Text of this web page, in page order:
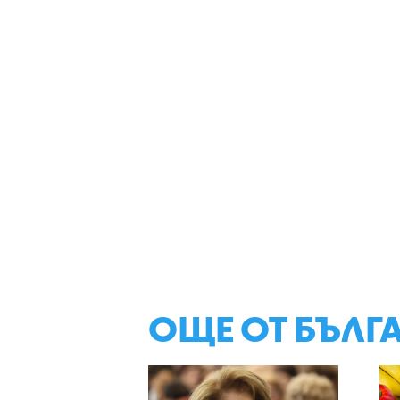
ОЩЕ ОТ